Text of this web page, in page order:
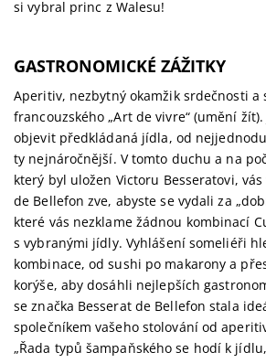
si vybral princ z Walesu!
GASTRONOMICKÉ ZÁŽITKY
Aperitiv, nezbytný okamžik srdečnosti a
francouzského „Art de vivre“ (umění žít).
objevit předkládaná jídla, od
ty nejnáročnější. V tomto duchu a na
který byl uložen Victoru Besseratovi,
de Bellefon zve, abyste se vydali za
které vás nezklame žádnou kombinací
s vybranými jídly. Vyhlášení someliéři
kombinace, od sushi po makarony a
korýše, aby dosáhli nejlepších
se značka Besserat de Bellefon stala
společníkem vašeho stolování od
„Řada typů šampaňského se hodí k